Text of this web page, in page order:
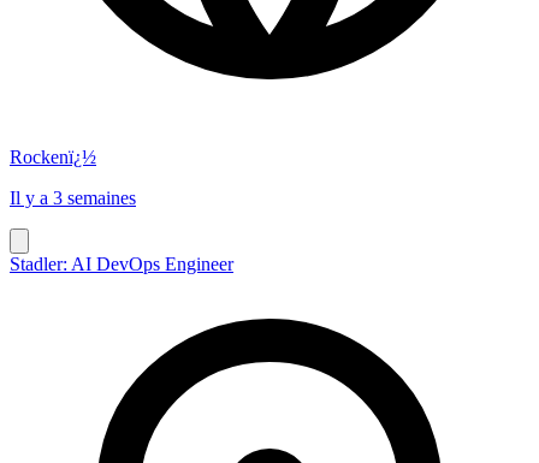
Rockenï¿½
Il y a 3 semaines
Stadler: AI DevOps Engineer